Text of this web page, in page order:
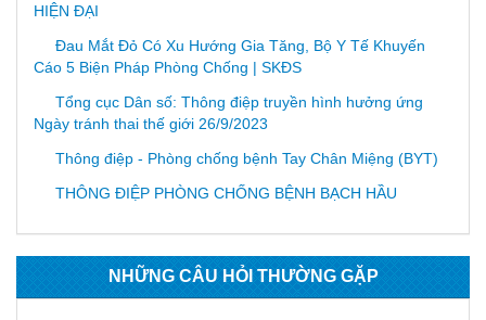
HIỆN ĐẠI
Đau Mắt Đỏ Có Xu Hướng Gia Tăng, Bộ Y Tế Khuyến
Cáo 5 Biện Pháp Phòng Chống | SKĐS
Tổng cục Dân số: Thông điệp truyền hình hưởng ứng
Ngày tránh thai thế giới 26/9/2023
Thông điệp - Phòng chống bệnh Tay Chân Miệng (BYT)
THÔNG ĐIỆP PHÒNG CHỐNG BỆNH BẠCH HẦU
NHỮNG CÂU HỎI THƯỜNG GẶP